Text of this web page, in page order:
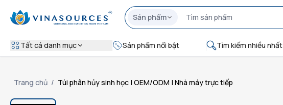
Sản phẩm
Tất cả danh mục Sản phẩm nổi bật Tìm kiếm nhiều nhất
Trang chủ / Túi phân hủy sinh học | OEM/ODM | Nhà máy trực tiếp